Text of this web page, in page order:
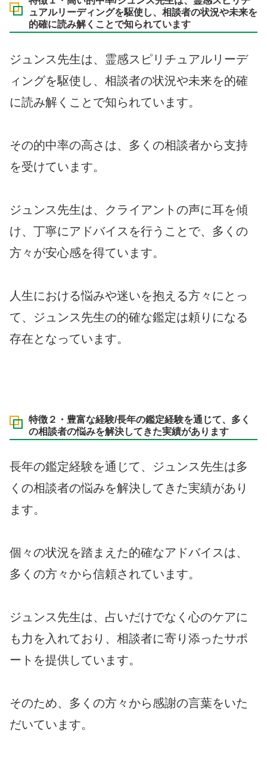
ュアルリーディングを駆使し、相談者の状況や未来を
的確に読み解くことで知られています
ジュンス先生は、霊感スピリチュアルリーデ
ィングを駆使し、相談者の状況や未来を的確
に読み解くことで知られています。
その的中率の高さは、多くの相談者から支持
を受けています。
ジュンス先生は、クライアントの声に耳を傾
け、丁寧にアドバイスを行うことで、多くの
方々が安心感を得ています。
人生における悩みや迷いを抱える方々にとっ
て、ジュンス先生の的確な鑑定は頼りになる
存在となっています。
特徴２・豊富な経験/長年の鑑定経験を通じて、多く
の相談者の悩みを解決してきた実績があります
長年の鑑定経験を通じて、ジュンス先生は多
くの相談者の悩みを解決してきた実績があり
ます。
個々の状況を踏まえた的確なアドバイスは、
多くの方々から信頼されています。
ジュンス先生は、占いだけでなく心のケアに
も力を入れており、相談者に寄り添ったサポ
ートを提供しています。
そのため、多くの方々から感謝の言葉をいた
だいています。